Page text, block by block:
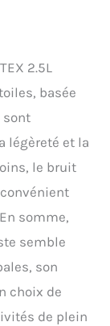
2.5L
basée
sont
légèreté et la
le bruit
somme,
semble
son
choix de
de plein